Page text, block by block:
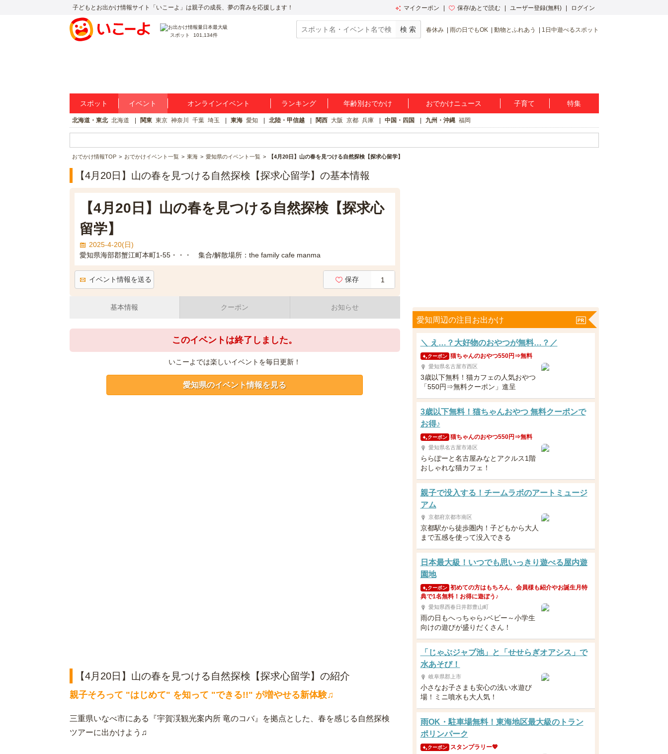
子どもとお出かけ情報サイト「いこーよ」は親子の成長、夢の育みを応援します！ マイクーポン 保存/あとで読む ユーザー登録(無料) ログイン
スポット 101,134件
春休み 雨の日でもOK 動物とふれあう 1日中遊べるスポット
スポット イベント オンラインイベント ランキング 年齢別おでかけ おでかけニュース 子育て 特集
北海道・東北 北海道 関東 東京 神奈川 千葉 埼玉 東海 愛知 北陸・甲信越 関西 大阪 京都 兵庫 中国・四国 九州・沖縄 福岡
おでかけ情報TOP おでかけイベント一覧 東海 愛知県のイベント一覧 【4月20日】山の春を見つける自然探検【探求心留学】
【4月20日】山の春を見つける自然探検【探求心留学】の基本情報
【4月20日】山の春を見つける自然探検【探求心
留学】
2025-4-20(日)
愛知県海部郡蟹江町本町1-55・・・ 集合/解散場所：the family cafe manma
イベント情報を送る 保存 1
基本情報 クーポン お知らせ
このイベントは終了しました。
いこーよでは楽しいイベントを毎日更新！
愛知県のイベント情報を見る
【4月20日】山の春を見つける自然探検【探求心留学】の紹介
親子そろって "はじめて" を知って "できる!!" が増やせる新体験♫
三重県いなべ市にある『宇賀渓観光案内所 竜のコバ』を拠点とした、春を感じる自然探検
ツアーに出かけよう♫
愛知周辺の注目お出かけ
＼ え…？大好物のおやつが無料…？／
クーポン 猫ちゃんのおやつ550円⇒無料
愛知県名古屋市西区
3歳以下無料！猫カフェの人気おやつ
「550円⇒無料クーポン」進呈
3歳以下無料！猫ちゃんおやつ 無料クーポンで
お得♪
クーポン 猫ちゃんのおやつ550円⇒無料
愛知県名古屋市港区
ららぽーと名古屋みなとアクルス1階
おしゃれな猫カフェ！
親子で没入する！チームラボのアートミュージ
アム
京都府京都市南区
京都駅から徒歩圏内！子どもから大人
まで五感を使って没入できる
日本最大級！いつでも思いっきり遊べる屋内遊
園地
クーポン 初めての方はもちろん、会員様も紹介やお誕生月特
典で1名無料！お得に遊ぼう♪
愛知県西春日井郡豊山町
雨の日もへっちゃら♪ベビー～小学生
向けの遊びが盛りだくさん！
「じゃぶジャブ池」と「せせらぎオアシス」で
水あそび！
岐阜県郡上市
小さなお子さまも安心の浅い水遊び
場！ミニ噴水も大人気！
雨OK・駐車場無料！東海地区最大級のトラン
ポリンパーク
クーポン スタンプラリー💖